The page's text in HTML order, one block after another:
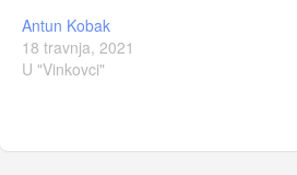
Antun Kobak
18 travnja, 2021
U "Vinkovci"